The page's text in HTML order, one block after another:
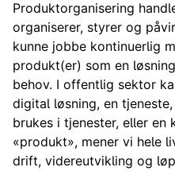
Produktorganisering
organiserer, styrer og
kunne jobbe kontinuerlig
produkt(er) som en
behov. I offentlig sektor
digital løsning, en
brukes i tjenester, eller en
«produkt», mener vi hele
drift, videreutvikling og